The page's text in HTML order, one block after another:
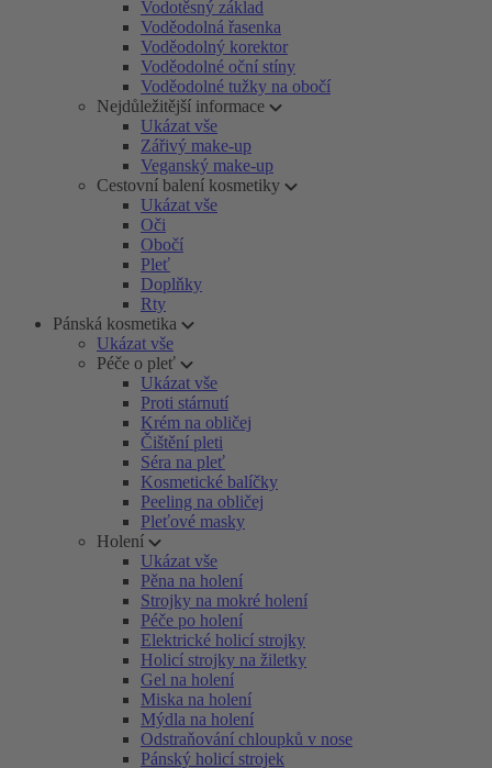
Vodotěsný základ
Voděodolná řasenka
Voděodolný korektor
Voděodolné oční stíny
Voděodolné tužky na obočí
Nejdůležitější informace
Ukázat vše
Zářivý make-up
Veganský make-up
Cestovní balení kosmetiky
Ukázat vše
Oči
Obočí
Pleť
Doplňky
Rty
Pánská kosmetika
Ukázat vše
Péče o pleť
Ukázat vše
Proti stárnutí
Krém na obličej
Čištění pleti
Séra na pleť
Kosmetické balíčky
Peeling na obličej
Pleťové masky
Holení
Ukázat vše
Pěna na holení
Strojky na mokré holení
Péče po holení
Elektrické holicí strojky
Holicí strojky na žiletky
Gel na holení
Miska na holení
Mýdla na holení
Odstraňování chloupků v nose
Pánský holicí strojek